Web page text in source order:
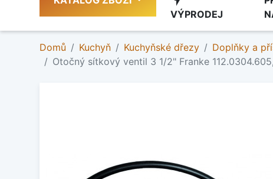
VÝPRODEJ
Domů Kuchyň Kuchyňské dřezy Doplňky a
Otočný sítkový ventil 3 1/2" Franke